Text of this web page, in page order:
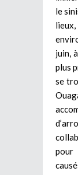
le
juin,
plus
se
pour